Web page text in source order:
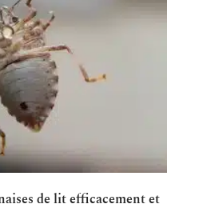
de lit efficacement et